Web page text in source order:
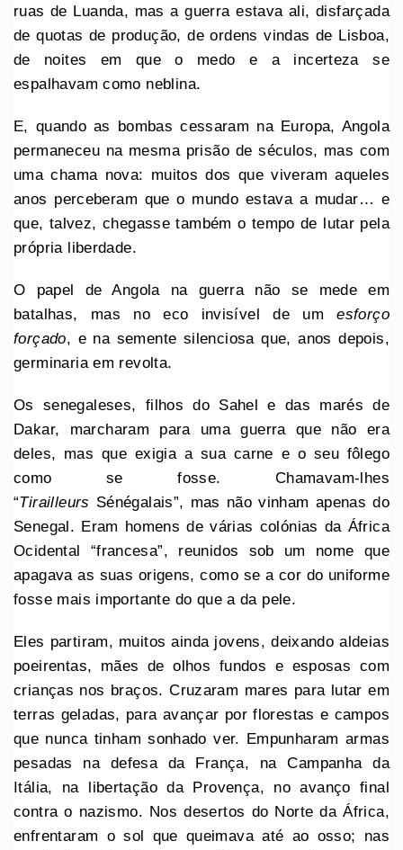
ruas de Luanda, mas a guerra estava ali, disfarçada
de quotas de produção, de ordens vindas de Lisboa,
de noites em que o medo e a incerteza se
espalhavam como neblina.
E, quando as bombas cessaram na Europa, Angola
permaneceu na mesma prisão de séculos, mas com
uma chama nova: muitos dos que viveram aqueles
anos perceberam que o mundo estava a mudar… e
que, talvez, chegasse também o tempo de lutar pela
própria liberdade.
O papel de Angola na guerra não se mede em
batalhas, mas no eco invisível de umesforço
forçado, e na semente silenciosa que, anos depois,
germinaria em revolta.
Os senegaleses, filhos do Sahel e das marés de
Dakar, marcharam para uma guerra que não era
deles, mas que exigia a sua carne e o seu fôlego
como se fosse. Chamavam-lhes
“Tirailleurs Sénégalais”, mas não vinham apenas do
Senegal. Eram homens de várias colónias da África
Ocidental “francesa”, reunidos sob um nome que
apagava as suas origens, como se a cor do uniforme
fosse mais importante do que a da pele.
Eles partiram, muitos ainda jovens, deixando aldeias
poeirentas, mães de olhos fundos e esposas com
crianças nos braços. Cruzaram mares para lutar em
terras geladas, para avançar por florestas e campos
que nunca tinham sonhado ver. Empunharam armas
pesadas na defesa da França, na Campanha da
Itália, na libertação da Provença, no avanço final
contra o nazismo. Nos desertos do Norte da África,
enfrentaram o sol que queimava até ao osso; nas